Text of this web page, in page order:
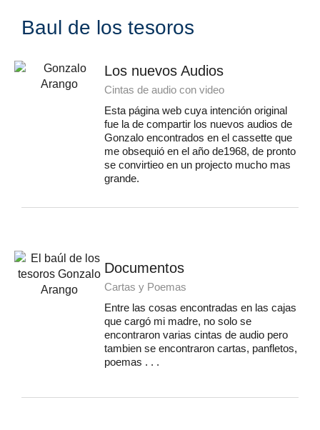
Baul de los tesoros
Los nuevos Audios
Cintas de audio con video
Esta página web cuya intención original
fue la de compartir los nuevos audios de
Gonzalo encontrados en el cassette que
me obsequió en el año de1968, de pronto
se convirtieo en un projecto mucho mas
grande.
Documentos
Cartas y Poemas
Entre las cosas encontradas en las cajas
que cargó mi madre, no solo se
encontraron varias cintas de audio pero
tambien se encontraron cartas, panfletos,
poemas . . .